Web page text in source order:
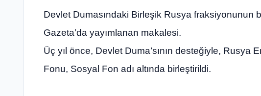
Devlet Dumasındaki Birleşik Rusya fraksiyonunun
Gazeta’da yayımlanan makalesi.
Üç yıl önce, Devlet Duma’sının desteğiyle, Rusya
Fonu, Sosyal Fon adı altında birleştirildi.